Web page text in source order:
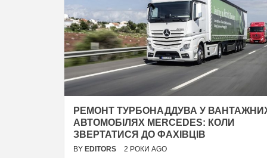
РЕМОНТ ТУРБОНАДДУВА У
АВТОМОБІЛЯХ MERCEDES: КОЛИ
ЗВЕРТАТИСЯ ДО ФАХІВЦІВ
BY EDITORS 2 РОКИ AGO